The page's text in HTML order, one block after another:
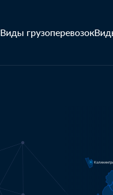
Виды грузоперевозок